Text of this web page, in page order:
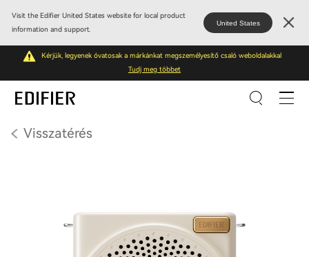
Visit the Edifier United States website for local product
information and support.
United States
Kérjük, legyenek óvatosak a márkánkat megszemélyesítő csaló weboldalakkal
Tudj meg többet
Visszatérés